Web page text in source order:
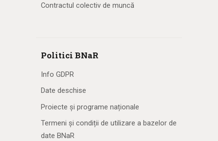
Contractul colectiv de muncă
Politici BNaR
Info GDPR
Date deschise
Proiecte și programe naționale
Termeni și condiții de utilizare a bazelor de
date BNaR